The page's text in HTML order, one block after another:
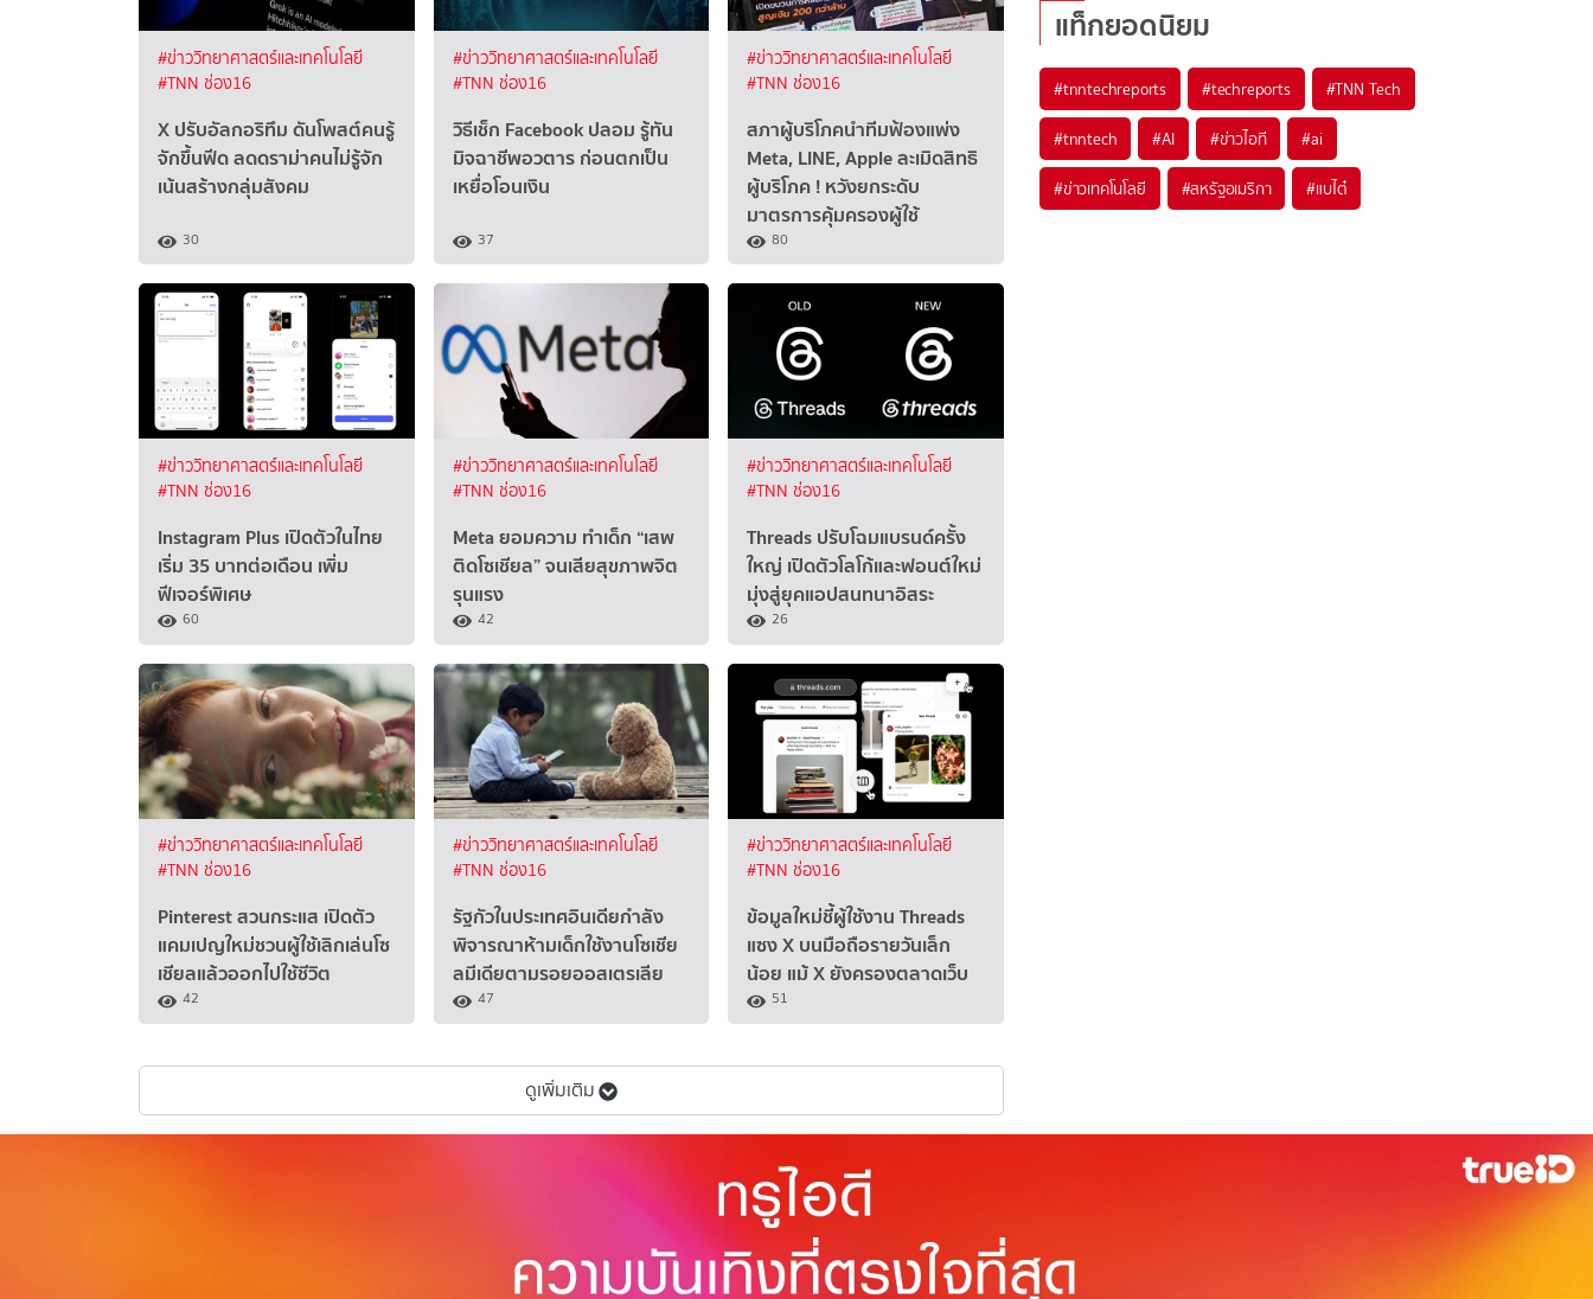
#ข่าววิทยาศาสตร์และเทคโนโลยี
#TNN ช่อง16
X ปรับอัลกอริทึม ดันโพสต์คนรู้
จักขึ้นฟีด ลดดราม่าคนไม่รู้จัก
เน้นสร้างกลุ่มสังคม
30
#ข่าววิทยาศาสตร์และเทคโนโลยี
#TNN ช่อง16
วิธีเช็ก Facebook ปลอม รู้ทัน
มิจฉาชีพอวตาร ก่อนตกเป็น
เหยื่อโอนเงิน
37
#ข่าววิทยาศาสตร์และเทคโนโลยี
#TNN ช่อง16
สภาผู้บริโภคนำทีมฟ้องแพ่ง
Meta, LINE, Apple ละเมิดสิทธิ
ผู้บริโภค ! หวังยกระดับ
มาตรการคุ้มครองผู้ใช้
80
#ข่าววิทยาศาสตร์และเทคโนโลยี
#TNN ช่อง16
Instagram Plus เปิดตัวในไทย
เริ่ม 35 บาทต่อเดือน เพิ่ม
ฟีเจอร์พิเศษ
60
#ข่าววิทยาศาสตร์และเทคโนโลยี
#TNN ช่อง16
Meta ยอมความ ทำเด็ก “เสพ
ติดโซเชียล” จนเสียสุขภาพจิต
รุนแรง
42
#ข่าววิทยาศาสตร์และเทคโนโลยี
#TNN ช่อง16
Threads ปรับโฉมแบรนด์ครั้ง
ใหญ่ เปิดตัวโลโก้และฟอนต์ใหม่
มุ่งสู่ยุคแอปสนทนาอิสระ
26
#ข่าววิทยาศาสตร์และเทคโนโลยี
#TNN ช่อง16
Pinterest สวนกระแส เปิดตัว
แคมเปญใหม่ชวนผู้ใช้เลิกเล่นโซ
เชียลแล้วออกไปใช้ชีวิต
42
#ข่าววิทยาศาสตร์และเทคโนโลยี
#TNN ช่อง16
รัฐกัวในประเทศอินเดียกำลัง
พิจารณาห้ามเด็กใช้งานโซเชีย
ลมีเดียตามรอยออสเตรเลีย
47
#ข่าววิทยาศาสตร์และเทคโนโลยี
#TNN ช่อง16
ข้อมูลใหม่ชี้ผู้ใช้งาน Threads
แซง X บนมือถือรายวันเล็ก
น้อย แม้ X ยังครองตลาดเว็บ
51
ดูเพิ่มเติม
แท็กยอดนิยม
#tnntechreports #techreports #TNN Tech
#tnntech #AI #ข่าวไอที #ai
#ข่าวเทคโนโลยี #สหรัฐอเมริกา #แบไต๋